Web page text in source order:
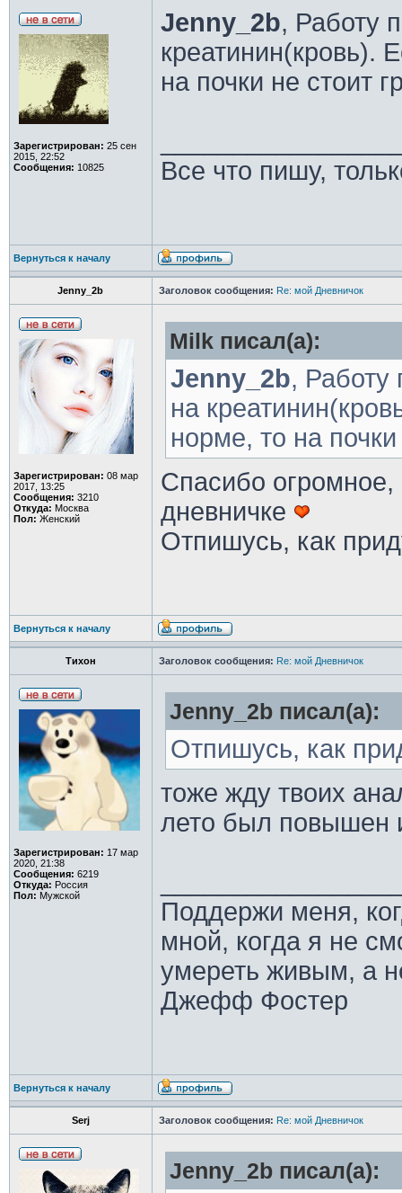
Зарегистрирован: 25 сен
2015, 22:52
Сообщения: 10825
Jenny_2b, Работу
креатинин(кровь).
на почки не стоит
Все что пишу,
Вернуться к началу
Jenny_2b Заголовок сообщения: Re: мой Дневничок
Зарегистрирован: 08 мар
2017, 13:25
Сообщения: 3210
Откуда: Москва
Пол: Женский
Milk писал(а):
Jenny_2b, Работу
на
норме, то на
Спасибо
дневничке
Отпишусь, как
Вернуться к началу
Тихон Заголовок сообщения: Re: мой Дневничок
Зарегистрирован: 17 мар
2020, 21:38
Сообщения: 6219
Откуда: Россия
Пол: Мужской
Jenny_2b писал(а):
Отпишусь, как
тоже жду твоих
лето был повышен
Поддержи меня,
мной, когда я не
умереть живым, а
Джефф Фостер
Вернуться к началу
Serj Заголовок сообщения: Re: мой Дневничок
Jenny_2b писал(а):